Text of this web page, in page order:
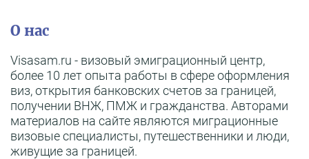
О нас
Visasam.ru - визовый эмиграционный центр,
более 10 лет опыта работы в сфере оформления
виз, открытия банковских счетов за границей,
получении ВНЖ, ПМЖ и гражданства. Авторами
материалов на сайте являются миграционные
визовые специалисты, путешественники и люди,
живущие за границей.